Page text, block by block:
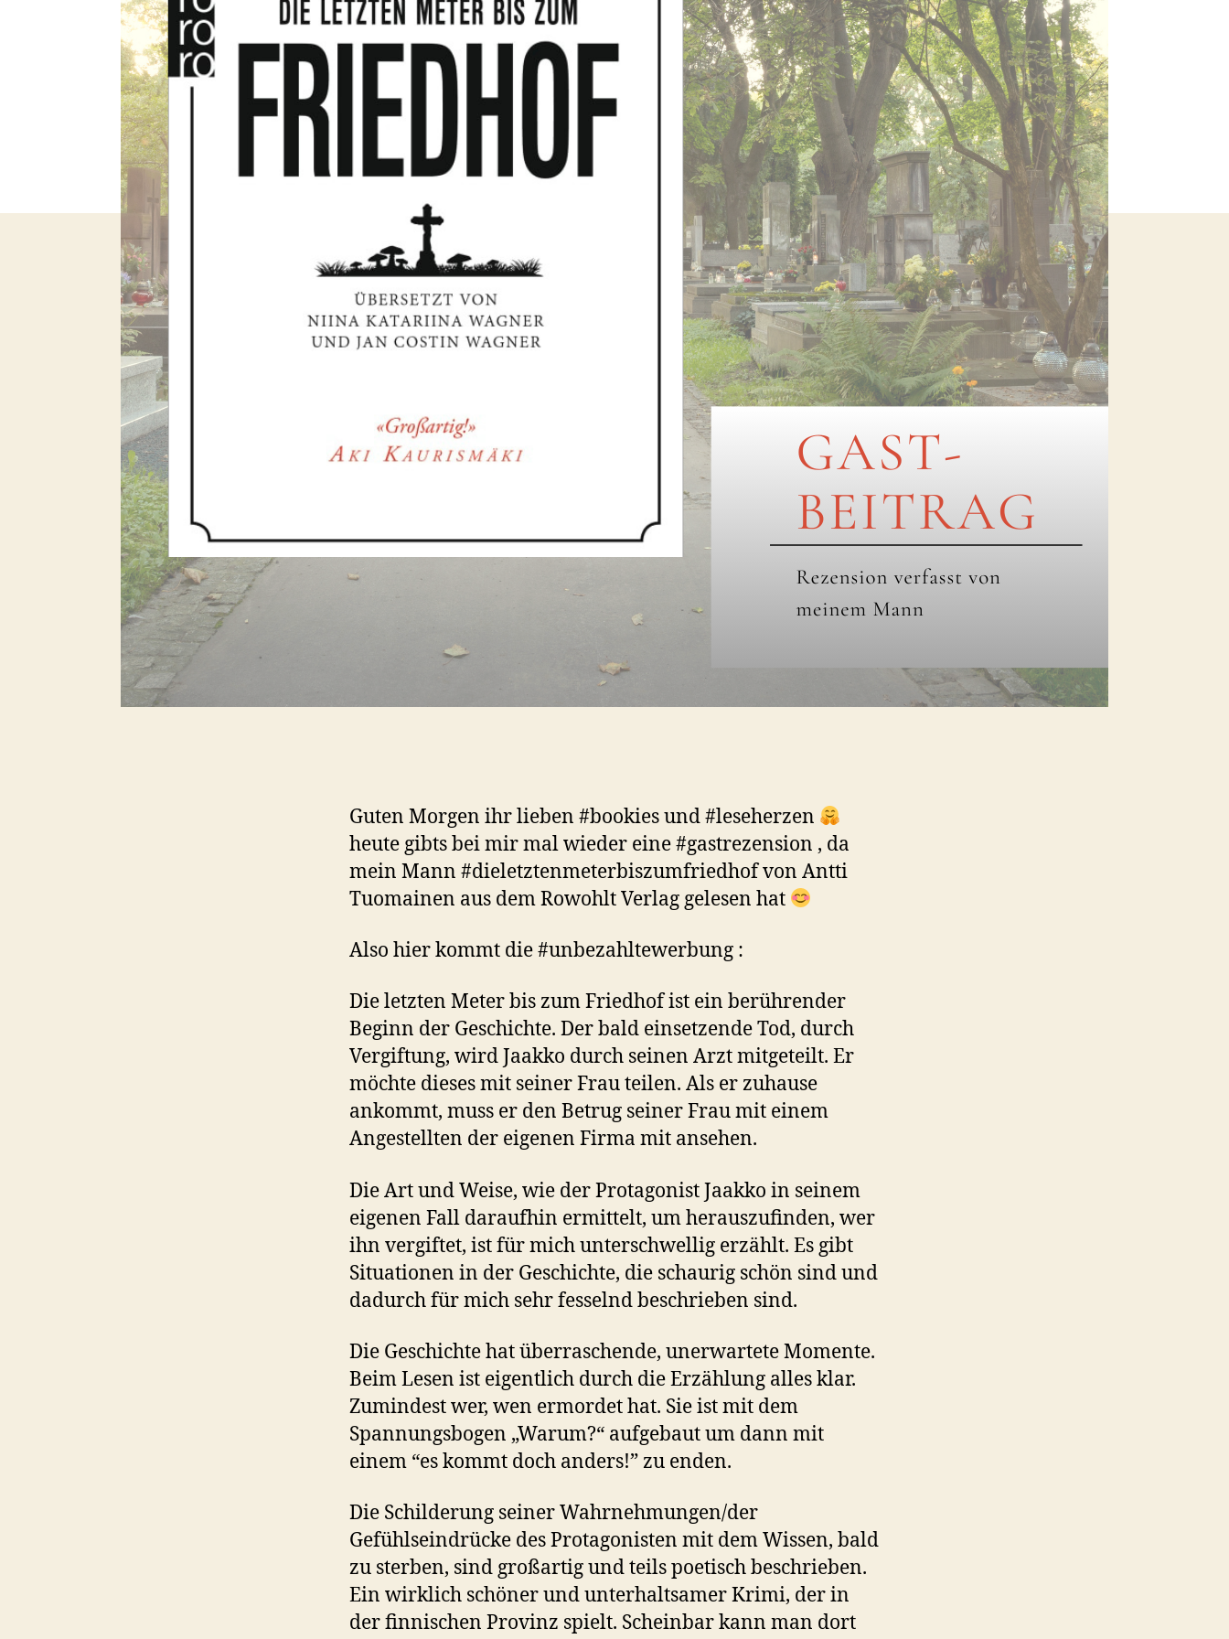
Guten Morgen ihr lieben #bookies und #leseherzen
heute gibts bei mir mal wieder eine #gastrezension , da
mein Mann #dieletztenmeterbiszumfriedhof von Antti
Tuomainen aus dem Rowohlt Verlag gelesen hat
Also hier kommt die #unbezahltewerbung :
Die letzten Meter bis zum Friedhof ist ein berührender
Beginn der Geschichte. Der bald einsetzende Tod, durch
Vergiftung, wird Jaakko durch seinen Arzt mitgeteilt. Er
möchte dieses mit seiner Frau teilen. Als er zuhause
ankommt, muss er den Betrug seiner Frau mit einem
Angestellten der eigenen Firma mit ansehen.
Die Art und Weise, wie der Protagonist Jaakko in seinem
eigenen Fall daraufhin ermittelt, um herauszufinden, wer
ihn vergiftet, ist für mich unterschwellig erzählt. Es gibt
Situationen in der Geschichte, die schaurig schön sind und
dadurch für mich sehr fesselnd beschrieben sind.
Die Geschichte hat überraschende, unerwartete Momente.
Beim Lesen ist eigentlich durch die Erzählung alles klar.
Zumindest wer, wen ermordet hat. Sie ist mit dem
Spannungsbogen „Warum?“ aufgebaut um dann mit
einem “es kommt doch anders!” zu enden.
Die Schilderung seiner Wahrnehmungen/der
Gefühlseindrücke des Protagonisten mit dem Wissen, bald
zu sterben, sind großartig und teils poetisch beschrieben.
Ein wirklich schöner und unterhaltsamer Krimi, der in
der finnischen Provinz spielt. Scheinbar kann man dort